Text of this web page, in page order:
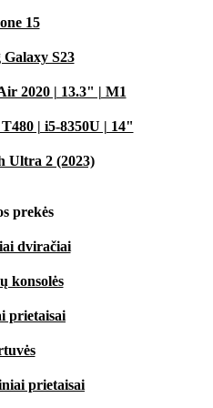
15
Galaxy S23
2020 | 13.3" | M1
| i5-8350U | 14"
Ultra 2 (2023)
prekės
dviračiai
konsolės
prietaisai
prietaisai